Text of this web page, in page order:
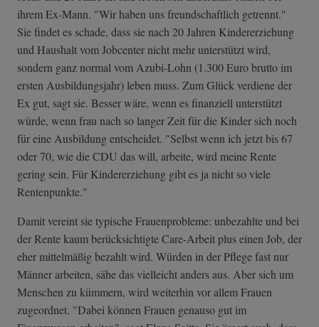
ihrem Ex-Mann. "Wir haben uns freundschaftlich getrennt."
Sie findet es schade, dass sie nach 20 Jahren Kindererziehung
und Haushalt vom Jobcenter nicht mehr unterstützt wird,
sondern ganz normal vom Azubi-Lohn (1.300 Euro brutto im
ersten Ausbildungsjahr) leben muss. Zum Glück verdiene der
Ex gut, sagt sie. Besser wäre, wenn es finanziell unterstützt
würde, wenn frau nach so langer Zeit für die Kinder sich noch
für eine Ausbildung entscheidet. "Selbst wenn ich jetzt bis 67
oder 70, wie die CDU das will, arbeite, wird meine Rente
gering sein. Für Kindererziehung gibt es ja nicht so viele
Rentenpunkte."
Damit vereint sie typische Frauenprobleme: unbezahlte und bei
der Rente kaum berücksichtigte Care-Arbeit plus einen Job, der
eher mittelmäßig bezahlt wird. Würden in der Pflege fast nur
Männer arbeiten, sähe das vielleicht anders aus. Aber sich um
Menschen zu kümmern, wird weiterhin vor allem Frauen
zugeordnet. "Dabei können Frauen genauso gut im